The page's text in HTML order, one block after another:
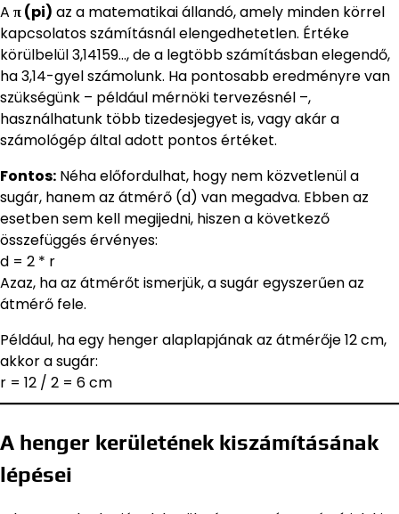
A π (pi) az a matematikai állandó, amely minden körrel
kapcsolatos számításnál elengedhetetlen. Értéke
körülbelül 3,14159…, de a legtöbb számításban elegendő,
ha 3,14-gyel számolunk. Ha pontosabb eredményre van
szükségünk – például mérnöki tervezésnél –,
használhatunk több tizedesjegyet is, vagy akár a
számológép által adott pontos értéket.
Fontos: Néha előfordulhat, hogy nem közvetlenül a
sugár, hanem az átmérő (d) van megadva. Ebben az
esetben sem kell megijedni, hiszen a következő
összefüggés érvényes:
d = 2 * r
Azaz, ha az átmérőt ismerjük, a sugár egyszerűen az
átmérő fele.
Például, ha egy henger alaplapjának az átmérője 12 cm,
akkor a sugár:
r = 12 / 2 = 6 cm
A henger kerületének kiszámításának
lépései